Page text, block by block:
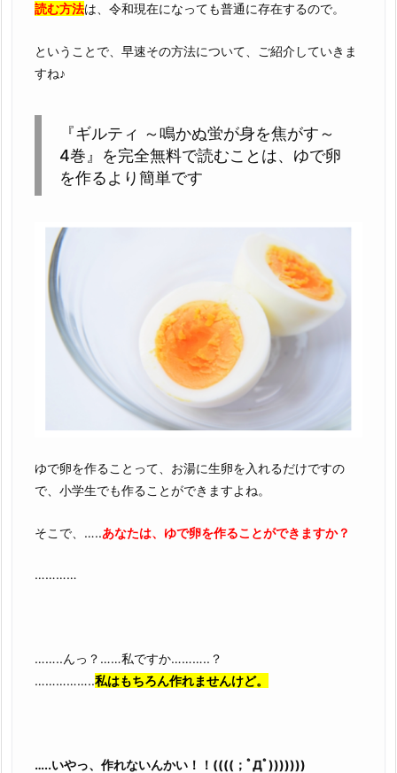
読む方法は、令和現在になっても普通に存在するので。
ということで、早速その方法について、ご紹介していきま
すね♪
『ギルティ ～鳴かぬ蛍が身を焦がす～
4巻』を完全無料で読むことは、ゆで卵
を作るより簡単です
ゆで卵を作ることって、お湯に生卵を入れるだけですの
で、小学生でも作ることができますよね。
そこで、…..あなたは、ゆで卵を作ることができますか？
…………
……..んっ？……私ですか………..？
……………..私はもちろん作れませんけど。
…..いやっ、作れないんかい！！((((；ﾟДﾟ)))))))